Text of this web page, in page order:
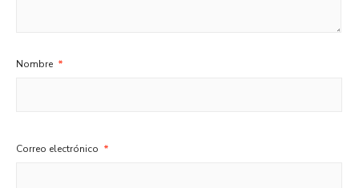
Nombre *
Correo electrónico *